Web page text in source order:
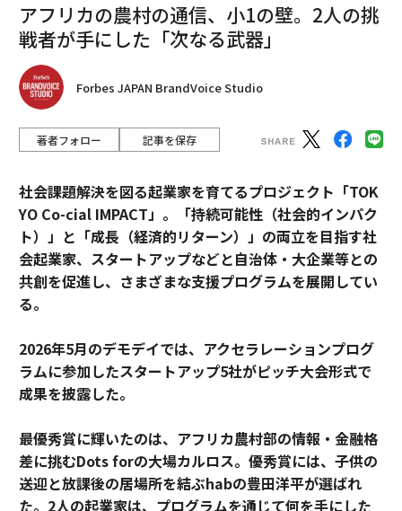
アフリカの農村の通信、小1の壁。2人の挑
戦者が手にした「次なる武器」
Forbes JAPAN BrandVoice Studio
著者フォロー 記事を保存
社会課題解決を図る起業家を育てるプロジェクト「TOK
YO Co-cial IMPACT」。
「持続可能性（社会的インパク
ト）」と「成長（経済的リターン）」の両立を目指す社
会起業家、スタートアップなどと自治体・大企業等との
共創を促進し、さまざまな支援プログラムを展開してい
る。
2026年5月のデモデイでは、アクセラレーションプログ
ラムに参加したスタートアップ5社がピッチ大会形式で
成果を披露した。
最優秀賞に輝いたのは、アフリカ農村部の情報・金融格
差に挑むDots forの大場カルロス。優秀賞には、子供の
送迎と放課後の居場所を結ぶhabの豊田洋平が選ばれ
た。2人の起業家は、プログラムを通じて何を手にした